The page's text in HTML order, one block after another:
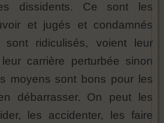
dissidents. Ce sont les
et jugés et condamnés
ridiculisés, voient leur
carrière perturbée sinon
moyens sont bons pour les
débarrasser. On peut les
les accidenter, les faire